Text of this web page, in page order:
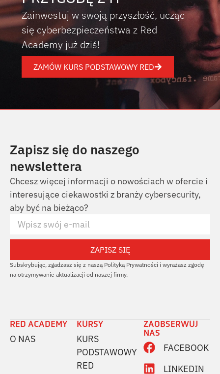
Zainwestuj w swoją przyszłość, ucząc
się cyberbezpieczeństwa z Red
Academy już dziś!
ZAMÓW KURS PODSTAWOWY RED
Zapisz się do naszego
newslettera
Chcesz więcej informacji o nowościach w ofercie i
interesujące ciekawostki z branży cybersecurity,
aby być na bieżąco?
ZAPISZ SIĘ
Subskrybując, zgadzasz się z naszą Polityką Prywatności i wyrażasz zgodę
na otrzymywanie aktualizacji od naszej firmy.
RED ACADEMY
O NAS
KURSY
KURS
PODSTAWOWY
RED
ZAOBSERWUJ
NAS
FACEBOOK
LINKEDIN